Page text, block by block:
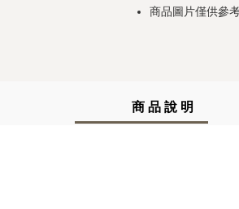
商品圖片僅供參
商 品 說 明